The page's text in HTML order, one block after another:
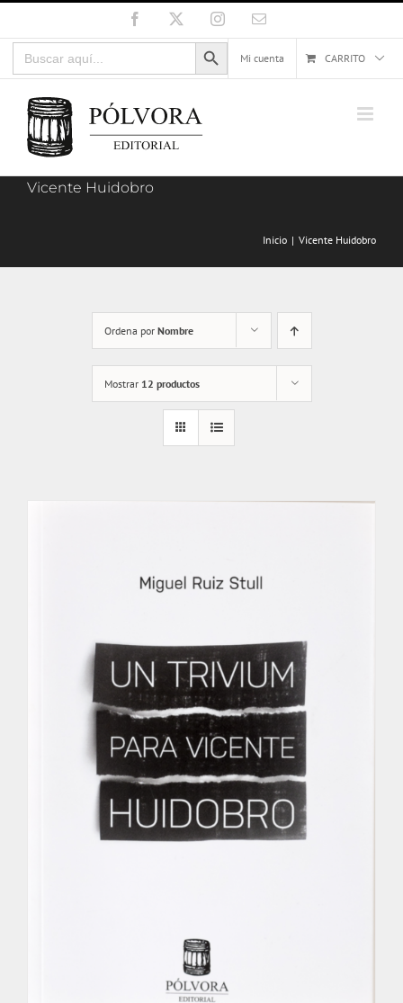
al
contenido
Facebook InstagramCorreo
Buscar:
Botón de búsqueda
Mi cuenta
CARRITO
Vicente Huidobro
Inicio Vicente Huidobro
Ordena por Nombre
Mostrar 12 productos